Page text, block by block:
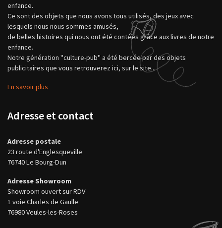
enfance.
Ce sont des objets que nous avons tous utilisés, des jeux avec
lesquels nous nous sommes amusés,
de belles histoires qui nous ont été contées grâce aux livres de notre
enfance.
Notre génération "culture-pub" a été bercée par des objets
publicitaires que vous retrouverez ici, sur le site...
En savoir plus
Adresse et contact
Adresse postale
23 route d'Englesqueville
76740 Le Bourg-Dun
Adresse Showroom
Showroom ouvert sur RDV
1 voie Charles de Gaulle
76980 Veules-les-Roses